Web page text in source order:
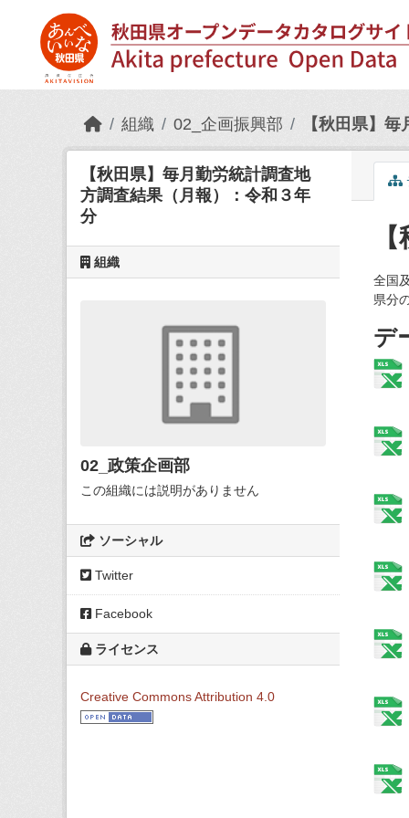
組織 02_企画振興部 【秋田県】
【秋田県】毎月勤労統計調査地
方調査結果（月報）：令和３年
分
組織
02_政策企画部
この組織には説明がありません
ソーシャル
Twitter
Facebook
ライセンス
Creative Commons Attribution 4.0
全国
県分
デ